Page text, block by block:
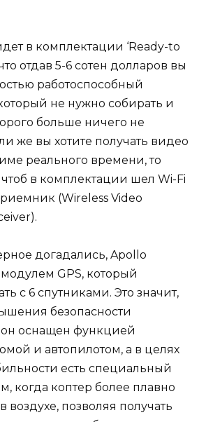
в комплектации ‘Ready-to
отдав 5-6 сотен долларов вы
работоспособный
не нужно собирать и
больше ничего не
же вы хотите получать видео
реального времени, то
чтоб в комплектации шел Wi-Fi
(Wireless Video
догадались, Apollo
GPS, который
с 6 спутниками. Это значит,
безопасности
он оснащен функцией
и автопилотом, а в целях
есть специальный
когда коптер более плавно
воздухе, позволяя получать